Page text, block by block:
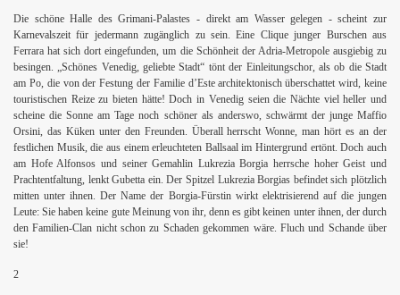
Die schöne Halle des Grimani-Palastes - direkt am Wasser gelegen - scheint zur
Karnevalszeit für jedermann zugänglich zu sein. Eine Clique junger Burschen aus
Ferrara hat sich dort eingefunden, um die Schönheit der Adria-Metropole ausgiebig zu
besingen. „Schönes Venedig, geliebte Stadt“ tönt der Einleitungschor, als ob die Stadt
am Po, die von der Festung der Familie d’Este architektonisch überschattet wird, keine
touristischen Reize zu bieten hätte! Doch in Venedig seien die Nächte viel heller und
scheine die Sonne am Tage noch schöner als anderswo, schwärmt der junge Maffio
Orsini, das Küken unter den Freunden. Überall herrscht Wonne, man hört es an der
festlichen Musik, die aus einem erleuchteten Ballsaal im Hintergrund ertönt. Doch auch
am Hofe Alfonsos und seiner Gemahlin Lukrezia Borgia herrsche hoher Geist und
Prachtentfaltung, lenkt Gubetta ein. Der Spitzel Lukrezia Borgias befindet sich plötzlich
mitten unter ihnen. Der Name der Borgia-Fürstin wirkt elektrisierend auf die jungen
Leute: Sie haben keine gute Meinung von ihr, denn es gibt keinen unter ihnen, der durch
den Familien-Clan nicht schon zu Schaden gekommen wäre. Fluch und Schande über
sie!
2